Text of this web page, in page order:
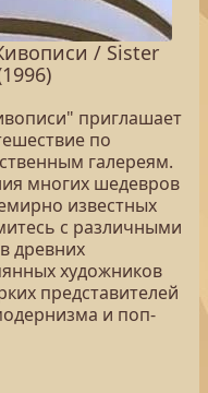
/ Sister
приглашает
по
галереям.
многих шедевров
известных
с различными
древних
художников
представителей
и поп-